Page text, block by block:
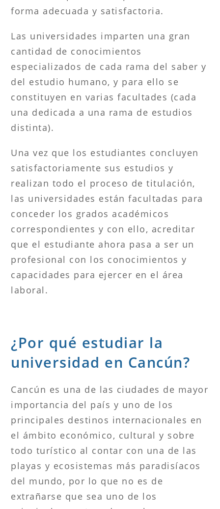
forma adecuada y satisfactoria.
Las universidades imparten una gran
cantidad de conocimientos
especializados de cada rama del saber y
del estudio humano, y para ello se
constituyen en varias facultades (cada
una dedicada a una rama de estudios
distinta).
Una vez que los estudiantes concluyen
satisfactoriamente sus estudios y
realizan todo el proceso de titulación,
las universidades están facultadas para
conceder los grados académicos
correspondientes y con ello, acreditar
que el estudiante ahora pasa a ser un
profesional con los conocimientos y
capacidades para ejercer en el área
laboral.
¿Por qué estudiar la
universidad en Cancún?
Cancún es una de las ciudades de mayor
importancia del país y uno de los
principales destinos internacionales en
el ámbito económico, cultural y sobre
todo turístico al contar con una de las
playas y ecosistemas más paradisíacos
del mundo, por lo que no es de
extrañarse que sea uno de los